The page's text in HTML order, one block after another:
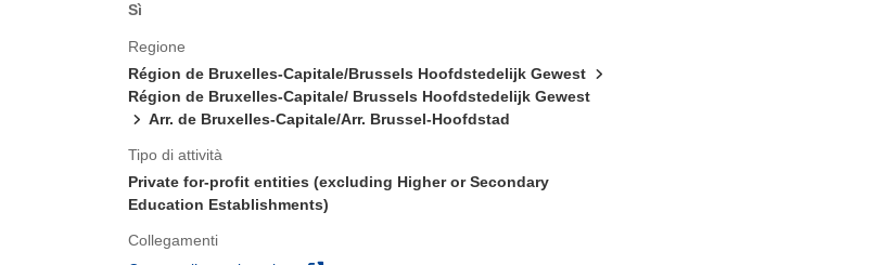
Sì
Regione
Région de Bruxelles-Capitale/Brussels Hoofdstedelijk Gewest
Région de Bruxelles-Capitale/ Brussels Hoofdstedelijk Gewest
Arr. de Bruxelles-Capitale/Arr. Brussel-Hoofdstad
Tipo di attività
Private for-profit entities (excluding Higher or Secondary
Education Establishments)
Collegamenti